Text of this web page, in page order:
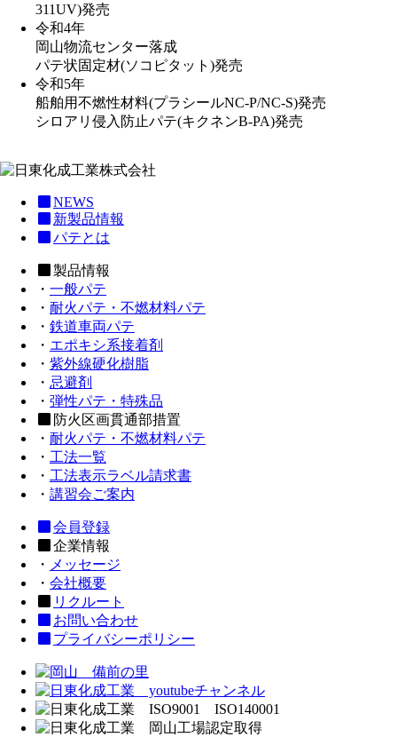
311UV)発売
令和4年
岡山物流センター落成
パテ状固定材(ソコピタット)発売
令和5年
船舶用不燃性材料(プラシールNC-P/NC-S)発売
シロアリ侵入防止パテ(キクネンB-PA)発売
NEWS
新製品情報
パテとは
製品情報
・ 一般パテ
・ 耐火パテ・不燃材料パテ
・ 鉄道車両パテ
・ エポキシ系接着剤
・ 紫外線硬化樹脂
・ 忌避剤
・ 弾性パテ・特殊品
防火区画貫通部措置
・ 耐火パテ・不燃材料パテ
・ 工法一覧
・ 工法表示ラベル請求書
・ 講習会ご案内
会員登録
企業情報
・ メッセージ
・ 会社概要
リクルート
お問い合わせ
プライバシーポリシー